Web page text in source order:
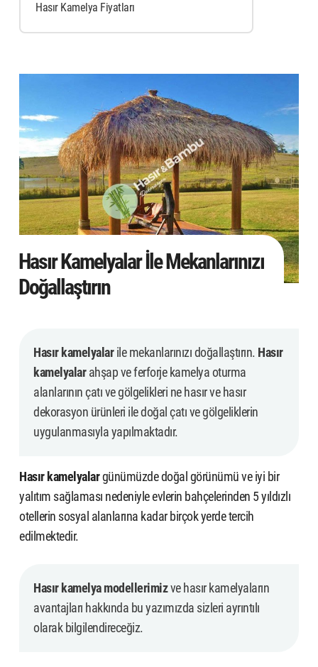
Hasır Kamelya Fiyatları
Hasır Kamelyalar İle Mekanlarınızı
Doğallaştırın
Hasır kamelyalarile mekanlarınızı doğallaştırın. Hasır
kamelyalarahşap ve ferforje kamelya oturma
alanlarının çatı ve gölgelikleri ne hasır ve hasır
dekorasyon ürünleri ile doğal çatı ve gölgeliklerin
uygulanmasıyla yapılmaktadır.
Hasır kamelyalargünümüzde doğal görünümü ve iyi bir
yalıtım sağlaması nedeniyle evlerin bahçelerinden 5 yıldızlı
otellerin sosyal alanlarına kadar birçok yerde tercih
edilmektedir.
Hasır kamelya modellerimizve hasır kamelyaların
avantajları hakkında bu yazımızda sizleri ayrıntılı
olarak bilgilendireceğiz.